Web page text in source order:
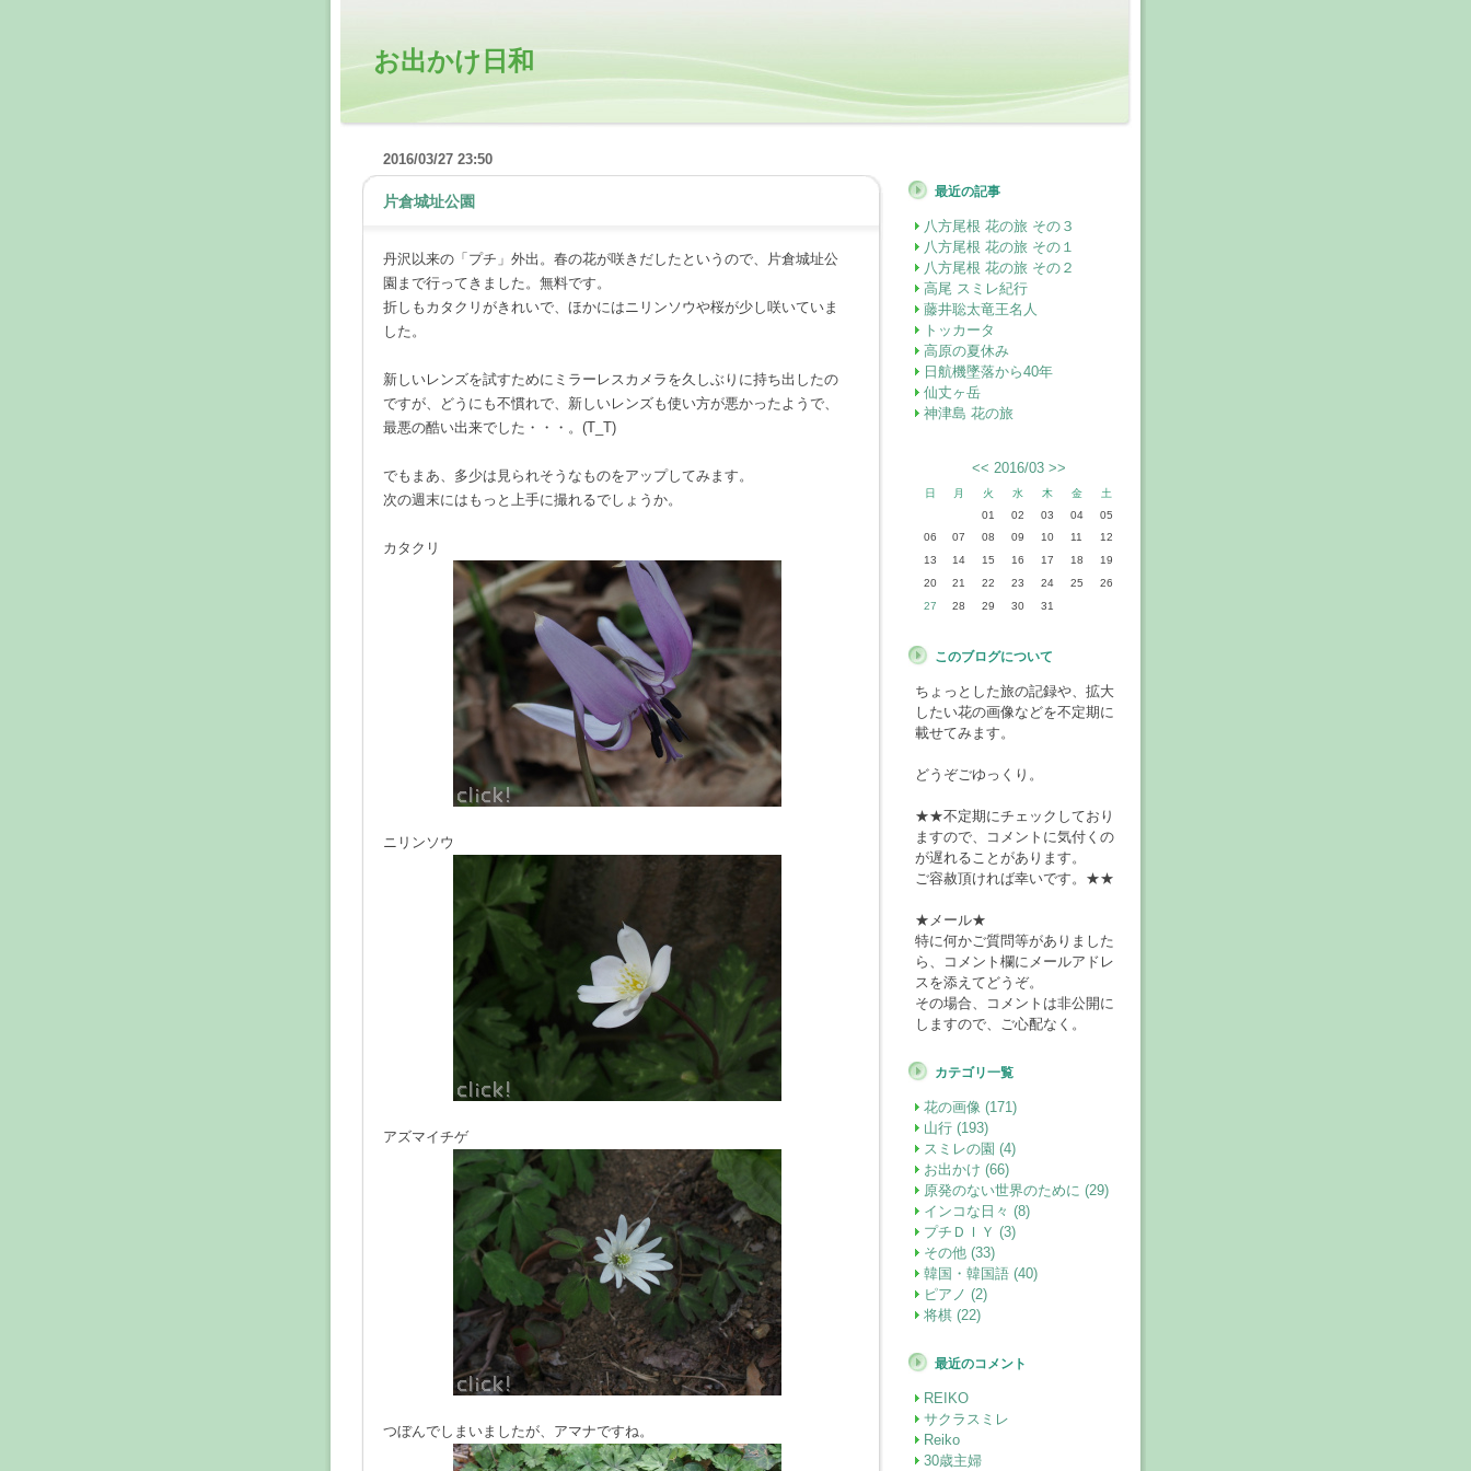
お出かけ日和
片倉城址公園
2016/03/27 23:50
丹沢以来の「プチ」外出。春の花が咲きだしたというので、片倉城址公
園まで行ってきました。無料です。
折しもカタクリがきれいで、ほかにはニリンソウや桜が少し咲いていま
した。
新しいレンズを試すためにミラーレスカメラを久しぶりに持ち出したの
ですが、どうにも不慣れで、新しいレンズも使い方が悪かったようで、
最悪の酷い出来でした・・・。(T_T)
でもまあ、多少は見られそうなものをアップしてみます。
次の週末にはもっと上手に撮れるでしょうか。
カタクリ
ニリンソウ
アズマイチゲ
つぼんでしまいましたが、アマナですね。
最近の記事
八方尾根 花の旅 その３
八方尾根 花の旅 その１
八方尾根 花の旅 その２
高尾 スミレ紀行
藤井聡太竜王名人
トッカータ
高原の夏休み
日航機墜落から40年
仙丈ヶ岳
神津島 花の旅
<< 2016/03 >>
日 月 火 水 木 金
土
01
02 03 04
05
06
07 08 09 10 11
12
13
14 15 16 17 18
19
20
21 22 23 24 25
26
27
28 29 30 31
このブログについて
ちょっとした旅の記録や、拡大
したい花の画像などを不定期に
載せてみます。
どうぞごゆっくり。
★★不定期にチェックしており
ますので、コメントに気付くの
が遅れることがあります。
ご容赦頂ければ幸いです。★★
★メール★
特に何かご質問等がありました
ら、コメント欄にメールアドレ
スを添えてどうぞ。
その場合、コメントは非公開に
しますので、ご心配なく。
カテゴリ一覧
花の画像 (171)
山行 (193)
スミレの園 (4)
お出かけ (66)
原発のない世界のために (29)
インコな日々 (8)
プチＤＩＹ (3)
その他 (33)
韓国・韓国語 (40)
ピアノ (2)
将棋 (22)
最近のコメント
REIKO
サクラスミレ
Reiko
30歳主婦